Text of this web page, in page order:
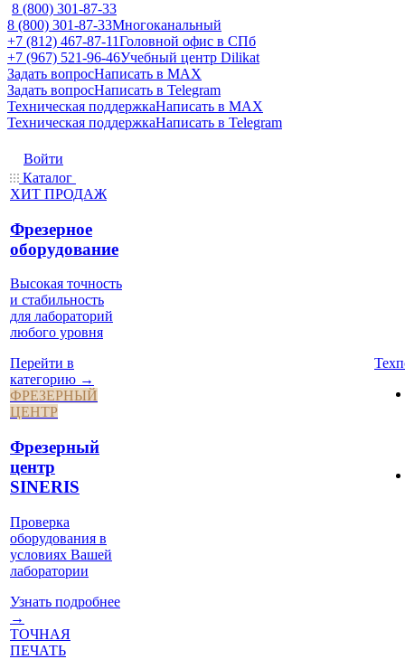
8 (800) 301-87-33
8 (800) 301-87-33Многоканальный
+7 (812) 467-87-11Головной офис в СПб
+7 (967) 521-96-46Учебный центр Dilikat
Задать вопросНаписать в MAX
Задать вопросНаписать в Telegram
Техническая поддержкаНаписать в MAX
Техническая поддержкаНаписать в Telegram
Войти
Каталог
ХИТ ПРОДАЖ
Фрезерное
оборудование
Высокая точность
и стабильность
для лабораторий
любого уровня
Перейти в
категорию →
ФРЕЗЕРНЫЙ
ЦЕНТР
Фрезерный
центр
SINERIS
Проверка
оборудования в
условиях Вашей
лаборатории
Узнать подробнее
→
ТОЧНАЯ
ПЕЧАТЬ